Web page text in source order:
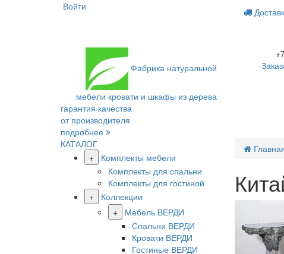
Войти
Фабрика натуральной
мебели кровати и шкафы из дерева
гарантия качества
от производителя
подробнее
КАТАЛОГ
+
Комплекты мебели
Комплекты для спальни
Комплекты для гостиной
+
Коллекции
+
Мебель ВЕРДИ
Спальни ВЕРДИ
Кровати ВЕРДИ
Гостиные ВЕРДИ